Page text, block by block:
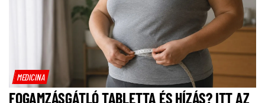
MEDICINA
FOGAMZÁSGÁTLÓ TABLETTA ÉS HÍZÁS? ITT AZ